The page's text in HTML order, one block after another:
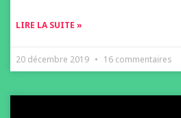
LIRE LA SUITE »
20 décembre 2019 16 commentaires